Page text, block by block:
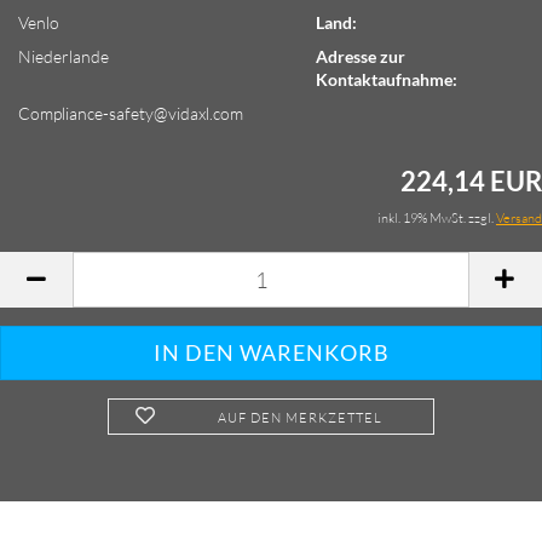
Venlo
Land:
Niederlande
Adresse zur
Kontaktaufnahme:
Compliance-safety@vidaxl.com
224,14 EUR
inkl. 19% MwSt. zzgl.Versand
AUF DEN MERKZETTEL